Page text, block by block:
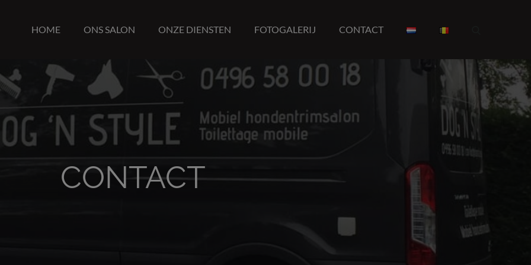
HOME ONS SALON ONZE DIENSTEN FOTOGALERIJ CONTACT
CONTACT